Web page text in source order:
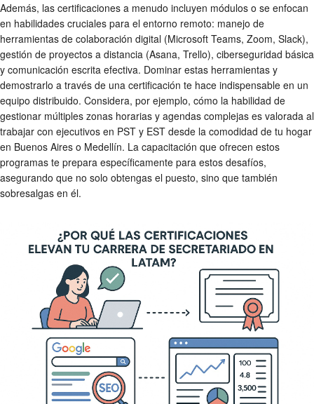
Además, las certificaciones a menudo incluyen módulos o se enfocan
en habilidades cruciales para el entorno remoto: manejo de
herramientas de colaboración digital (Microsoft Teams, Zoom, Slack),
gestión de proyectos a distancia (Asana, Trello), ciberseguridad básica
y comunicación escrita efectiva. Dominar estas herramientas y
demostrarlo a través de una certificación te hace indispensable en un
equipo distribuido. Considera, por ejemplo, cómo la habilidad de
gestionar múltiples zonas horarias y agendas complejas es valorada al
trabajar con ejecutivos en PST y EST desde la comodidad de tu hogar
en Buenos Aires o Medellín. La capacitación que ofrecen estos
programas te prepara específicamente para estos desafíos,
asegurando que no solo obtengas el puesto, sino que también
sobresalgas en él.